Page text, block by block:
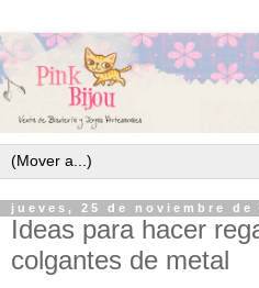
jueves, 25 de noviembre de
Ideas para hacer
colgantes de metal